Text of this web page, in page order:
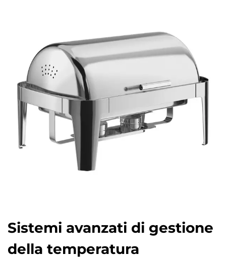
Sistemi avanzati di gestione
della temperatura